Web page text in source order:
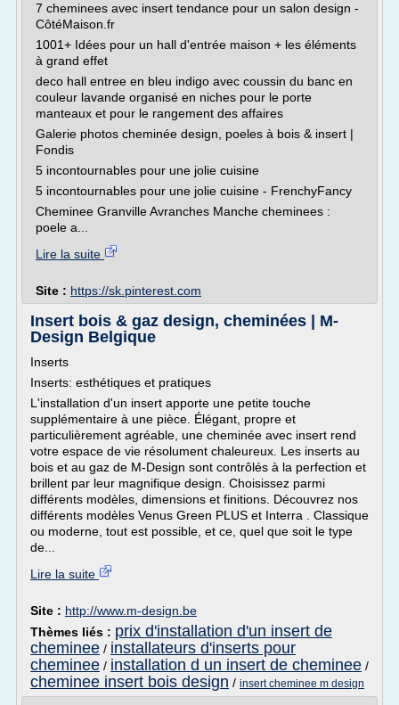
7 cheminees avec insert tendance pour un salon design -
CôtéMaison.fr
1001+ Idées pour un hall d'entrée maison + les éléments
à grand effet
deco hall entree en bleu indigo avec coussin du banc en
couleur lavande organisé en niches pour le porte
manteaux et pour le rangement des affaires
Galerie photos cheminée design, poeles à bois & insert |
Fondis
5 incontournables pour une jolie cuisine
5 incontournables pour une jolie cuisine - FrenchyFancy
Cheminee Granville Avranches Manche cheminees :
poele a...
Lire la suite
Site : https://sk.pinterest.com
Insert bois & gaz design, cheminées | M-
Design Belgique
Inserts
Inserts: esthétiques et pratiques
L'installation d'un insert apporte une petite touche
supplémentaire à une pièce. Élégant, propre et
particulièrement agréable, une cheminée avec insert rend
votre espace de vie résolument chaleureux. Les inserts au
bois et au gaz de M-Design sont contrôlés à la perfection et
brillent par leur magnifique design. Choisissez parmi
différents modèles, dimensions et finitions. Découvrez nos
différents modèles Venus Green PLUS et Interra . Classique
ou moderne, tout est possible, et ce, quel que soit le type
de...
Lire la suite
Site : http://www.m-design.be
Thèmes liés : prix d'installation d'un insert de
cheminee / installateurs d'inserts pour
cheminee / installation d un insert de cheminee /
cheminee insert bois design / insert cheminee m design